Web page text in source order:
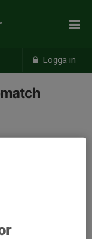
Logga in